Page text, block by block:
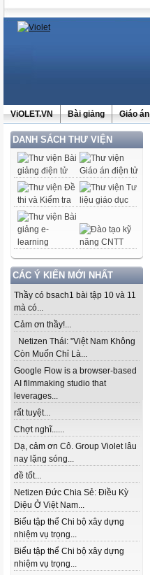
ViOLET.VN Bài giảng Giáo án
DANH SÁCH THƯ VIỆN
CÁC Ý KIẾN MỚI NHẤT
Thầy có bsach1 bài tập 10 và 11
mà có...
Cảm ơn thầy!...
Netizen Thái: "Việt Nam Không
Còn Muốn Chỉ Là...
Google Flow is a browser-based
AI filmmaking studio that
leverages...
rất tuyệt...
Chợt nghĩ......
Dạ, cảm ơn Cô. Group Violet lâu
nay lặng sóng...
đề tốt...
Netizen Đức Chia Sẻ: Điều Kỳ
Diệu Ở Việt Nam...
Biểu tập thể Chi bộ xây dựng
nhiệm vụ trọng...
Biểu tập thể Chi bộ xây dựng
nhiệm vụ trọng...